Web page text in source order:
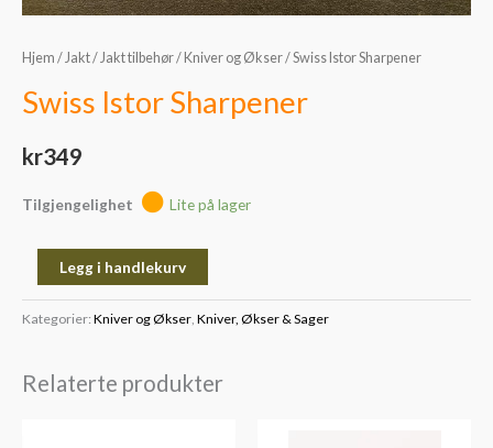
Hjem /Jakt/Jakt tilbehør/ Kniver og Økser/ Swiss Istor Sharpener
Swiss Istor Sharpener
kr349
Tilgjengelighet Lite på lager
Legg i handlekurv
Kategorier: Kniver og Økser, Kniver, Økser & Sager
Relaterte produkter